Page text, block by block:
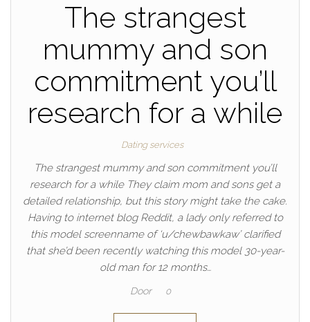
The strangest
mummy and son
commitment you’ll
research for a while
Dating services
The strangest mummy and son commitment you’ll
research for a while They claim mom and sons get a
detailed relationship, but this story might take the cake.
Having to internet blog Reddit, a lady only referred to
this model screenname of ‘u/chewbawkaw’ clarified
that she’d been recently watching this model 30-year-
old man for 12 months…
Door 0